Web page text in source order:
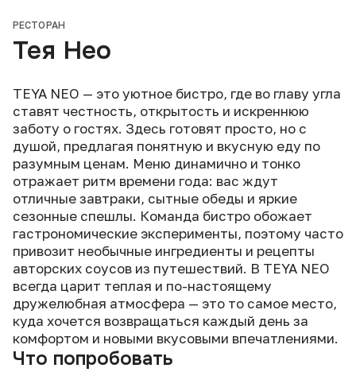
РЕСТОРАН
Тея Нео
TEYA NEO — это уютное бистро, где во главу угла
ставят честность, открытость и искреннюю
заботу о гостях. Здесь готовят просто, но с
душой, предлагая понятную и вкусную еду по
разумным ценам. Меню динамично и тонко
отражает ритм времени года: вас ждут
отличные завтраки, сытные обеды и яркие
сезонные спешлы. Команда бистро обожает
гастрономические эксперименты, поэтому часто
привозит необычные ингредиенты и рецепты
авторских соусов из путешествий. В TEYA NEO
всегда царит теплая и по-настоящему
дружелюбная атмосфера — это то самое место,
куда хочется возвращаться каждый день за
комфортом и новыми вкусовыми впечатлениями.
Что попробовать